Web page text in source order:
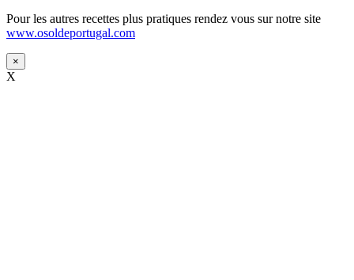
Pour les autres recettes plus pratiques rendez vous sur notre site
www.osoldeportugal.com
×
X